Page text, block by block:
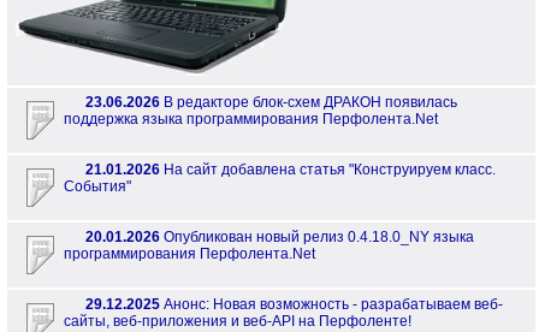
23.06.2026 В редакторе блок-схем ДРАКОН появилась
поддержка языка программирования Перфолента.Net
21.01.2026 На сайт добавлена статья "Конструируем класс.
События"
20.01.2026 Опубликован новый релиз 0.4.18.0_NY языка
программирования Перфолента.Net
29.12.2025 Анонс: Новая возможность - разрабатываем веб-
сайты, веб-приложения и веб-API на Перфоленте!